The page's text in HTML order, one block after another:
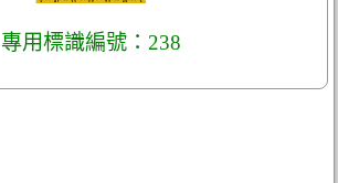
專用標識編號：238